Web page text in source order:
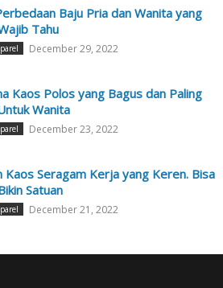
Baju Pria dan Wanita yang
Tahu
December 29, 2022
Kaos Polos yang Bagus dan Paling
Wanita
December 23, 2022
Kaos Seragam Kerja yang Keren. Bisa
Satuan
December 21, 2022